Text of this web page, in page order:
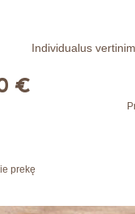
Individualus
€
prekę